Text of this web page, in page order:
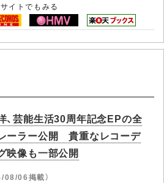
イトでもみる
、芸能生活30周年記念EPの全
ーラー公開 貴重なレコーデ
映像も一部公開
08/06掲載）